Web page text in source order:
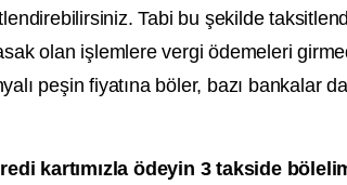
Tabi bu şekilde
olan işlemlere vergi ödemeleri
peşin fiyatına böler, bazı bankalar
kartımızla ödeyin 3 takside